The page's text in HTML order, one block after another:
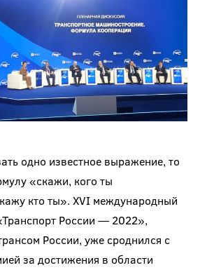
одно известное выражение, то
«скажи, кого ты
кто ты». XVI международный
России — 2022»,
России, уже сроднился с
за достижения в области